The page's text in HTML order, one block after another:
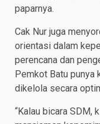
paparnya.
Cak Nur juga
orientasi dalam
perencana dan
Pemkot Batu punya
dikelola secara
“Kalau bicara SDM,